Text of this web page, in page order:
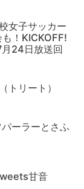
女子サッカー
！KICKOFF!
24日放送回
リート）
ーラーとさふ
甘音